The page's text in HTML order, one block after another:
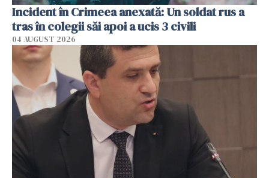
Incident în Crimeea anexată: Un soldat rus a
tras în colegii săi apoi a ucis 3 civili
04 AUGUST 2026